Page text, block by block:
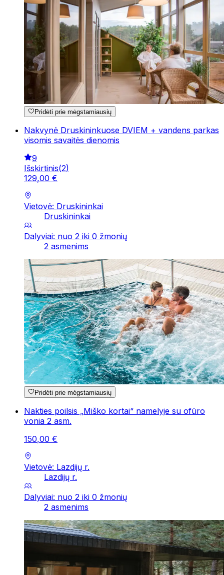
Pridėti prie mėgstamiausių
Nakvynė Druskininkuose DVIEM + vandens parkas
visomis savaitės dienomis
9
Išskirtinis(2)
129,00 €
Vietovė: Druskininkai
Druskininkai
Dalyviai: nuo 2 iki 0 žmonių
2 asmenims
Pridėti prie mėgstamiausių
Nakties poilsis „Miško kortai“ namelyje su ofūro
vonia 2 asm.
150,00 €
Vietovė: Lazdijų r.
Lazdijų r.
Dalyviai: nuo 2 iki 0 žmonių
2 asmenims